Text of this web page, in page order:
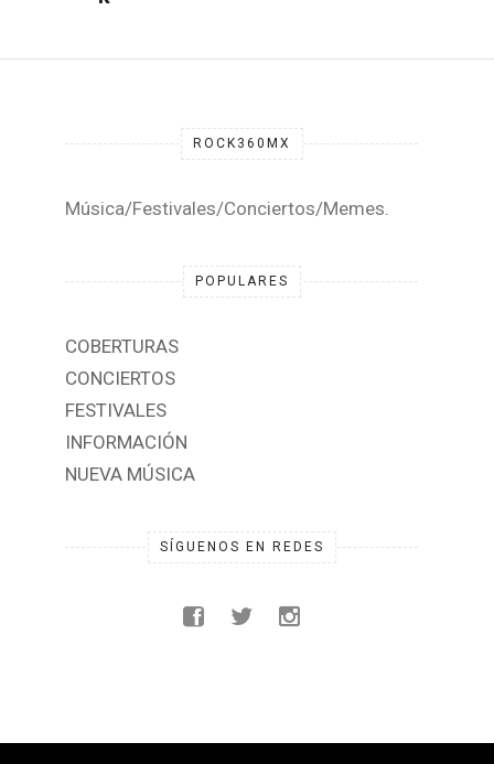
ROCK360MX
Música/Festivales/Conciertos/Memes.
POPULARES
COBERTURAS
CONCIERTOS
FESTIVALES
INFORMACIÓN
NUEVA MÚSICA
SÍGUENOS EN REDES